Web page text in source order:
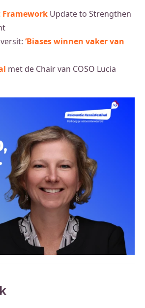
Framework Update to Strengthen
‘Biases winnen vaker van
met de Chair van COSO Lucia